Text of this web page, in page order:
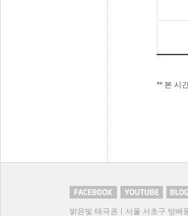
** 본 시
밝은빛 태극권ㅣ서울 서초구 방배